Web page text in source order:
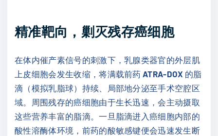
精准靶向，剿灭残存癌细胞
在体内催产素信号的刺激下，乳腺类器官的外层肌
上皮细胞会发生收缩，将满载前药ATRA-DOX 的脂
滴（模拟乳脂球）持续、局部地分泌至手术空腔区
域。周围残存的癌细胞由于生长迅速，会主动摄取
这些营养丰富的脂滴。一旦脂滴进入癌细胞内部的
酸性溶酶体环境，前药的酸敏感键便会迅速发生断